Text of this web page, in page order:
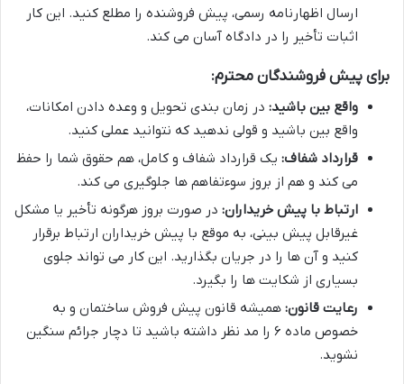
ارسال اظهارنامه رسمی، پیش فروشنده را مطلع کنید. این کار
اثبات تأخیر را در دادگاه آسان می کند.
برای پیش فروشندگان محترم:
واقع بین باشید: در زمان بندی تحویل و وعده دادن امکانات،
واقع بین باشید و قولی ندهید که نتوانید عملی کنید.
قرارداد شفاف: یک قرارداد شفاف و کامل، هم حقوق شما را حفظ
می کند و هم از بروز سوءتفاهم ها جلوگیری می کند.
ارتباط با پیش خریداران: در صورت بروز هرگونه تأخیر یا مشکل
غیرقابل پیش بینی، به موقع با پیش خریداران ارتباط برقرار
کنید و آن ها را در جریان بگذارید. این کار می تواند جلوی
بسیاری از شکایت ها را بگیرد.
رعایت قانون: همیشه قانون پیش فروش ساختمان و به
خصوص ماده ۶ را مد نظر داشته باشید تا دچار جرائم سنگین
نشوید.